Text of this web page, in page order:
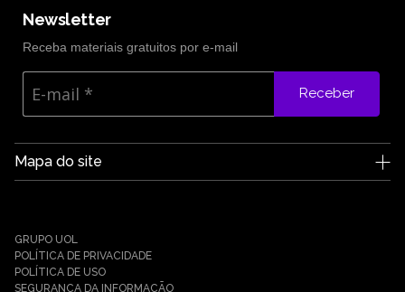
Newsletter
Receba materiais gratuitos por e-mail
Receber
Mapa do site
Notícias
Parceiros
GRUPO UOL
POLÍTICA DE PRIVACIDADE
POLÍTICA DE USO
SEGURANÇA DA INFORMAÇÃO